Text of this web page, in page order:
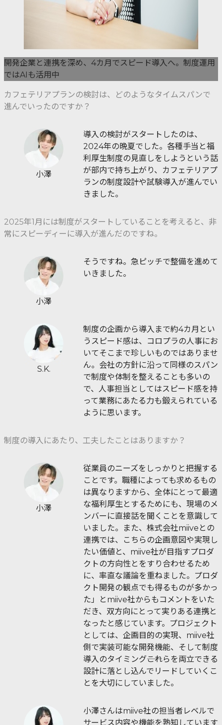
開発企業と連携を深め、4カ月でスピード導入へ。制度運用
ではAIも活用中
カフェテリアプランの検討は、どのようなタイムスパンで
進んでいったのですか？
小澤
導入の検討がスタートしたのは、
2024年の晩夏でした。各種手当と福
利厚生制度の見直しをしようという話
が部内で持ち上がり、カフェテリアプ
ランの制度設計や試験導入が進んでい
きました。
2025年1月には制度がスタートしていることを考えると、非
常にスピーディーに導入が進んだのですね。
小澤
そうですね。急ピッチで整備を進めて
いきました。
S.K.
制度の企画から導入まで約4カ月とい
うスピード感は、コロプラの人事にお
いてそこまで珍しいものではありませ
ん。会社の方針に沿って同様のスパン
で制度や体制を整えることも多いの
で、人事担当としてはスピード感を持
って業務にあたる力も鍛えられている
ように思います。
制度の導入にあたり、工夫したことはありますか？
小澤
従業員のニーズをしっかりと把握する
ことです。職種によっても求めるもの
は異なりますから、全体にとって最適
な福利厚生とするためにも、現場のメ
ンバーに直接話を聞くことを意識して
いました。また、株式会社miiveとの
連携では、こちらの企画意図や実現し
たい価値と、miive社が目指すプロダ
クトの方向性とをすり合わせるため
に、率直な議論を重ねました。プロダ
クト開発の観点でも得るものが多かっ
た」とmiive社からもコメントをいた
だき、双方向にとって実りある連携と
なったと感じています。プロジェクト
としては、企画目的の実現、miive社
側で実装可能な開発機能、そして制度
導入のタイミング――これらを両立できる
設計に落とし込んでリードしていくこ
とを大切にしていました。
小澤さんはmiive社の担当者レベルで
サービス内容や機能を熟知しています